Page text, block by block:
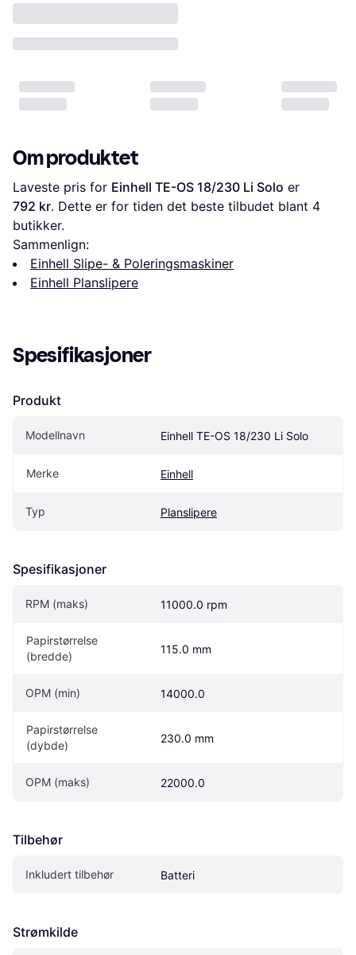
Om produktet
Laveste pris for Einhell TE-OS 18/230 Li Solo
792 kr. Dette er for tiden det beste tilbudet blant 4
butikker.
Sammenlign:
Einhell Slipe- & Poleringsmaskiner
Einhell Planslipere
Spesifikasjoner
Produkt
Modellnavn Einhell TE-OS 18/230 Li Solo
Merke Einhell
Typ Planslipere
Spesifikasjoner
RPM (maks) 11000.0 rpm
Papirstørrelse
(bredde)
115.0 mm
OPM (min) 14000.0
Papirstørrelse
(dybde)
230.0 mm
OPM (maks) 22000.0
Tilbehør
Inkludert tilbehør Batteri
Strømkilde